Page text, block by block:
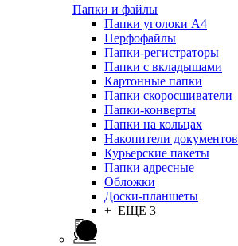
Папки и файлы
Папки уголоки А4
Перфофайлы
Папки-регистраторы
Папки с вкладышами
Картонные папки
Папки скоросшиватели
Папки-конверты
Папки на кольцах
Накопители документов
Курьерские пакеты
Папки адресные
Обложки
Доски-планшеты
+ ЕЩЕ 3